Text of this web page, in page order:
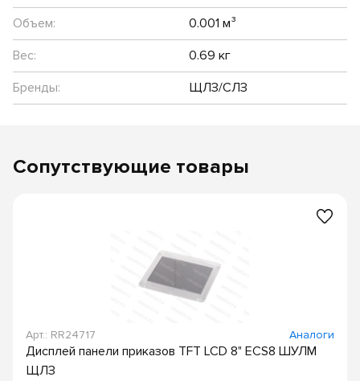
Объем:
0.001 м³
Вес:
0.69 кг
Бренды:
ЩЛЗ/СЛЗ
Сопутствующие товары
Арт.: RR24717 Аналоги
Дисплей панели приказов TFT LCD 8" ECS8 ШУЛМ
ЩЛЗ